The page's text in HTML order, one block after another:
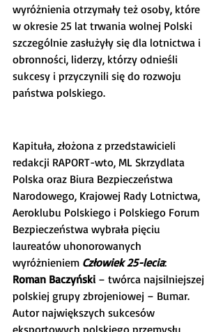
wyróżnienia otrzymały też osoby, które
w okresie 25 lat trwania wolnej Polski
szczególnie zasłużyły się dla lotnictwa i
obronności, liderzy, którzy odnieśli
sukcesy i przyczynili się do rozwoju
państwa polskiego.
Kapituła, złożona z przedstawicieli
redakcji RAPORT-wto, ML Skrzydlata
Polska oraz Biura Bezpieczeństwa
Narodowego, Krajowej Rady Lotnictwa,
Aeroklubu Polskiego i Polskiego Forum
Bezpieczeństwa wybrała pięciu
laureatów uhonorowanych
wyróżnieniem Człowiek 25-lecia:
Roman Baczyński – twórca najsilniejszej
polskiej grupy zbrojeniowej – Bumar.
Autor największych sukcesów
eksportowych polskiego przemysłu